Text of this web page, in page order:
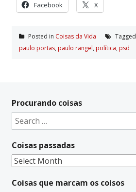
Facebook X
Posted in Coisas da Vida Tagged
paulo portas, paulo rangel, polí­tica, psd
Procurando coisas
Search
for:
Coisas passadas
Coisas
Coisas que marcam os coisos